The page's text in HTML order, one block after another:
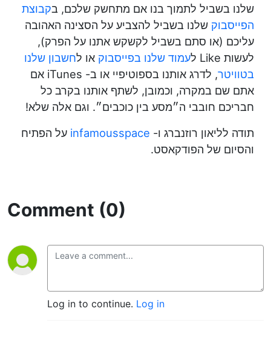
שלנו בשביל לתמוך בנו אם מתחשק שלכם, בקבוצת
הפייסבוק שלנו בשביל להצביע על הסצינה האהובה
עליכם (או סתם בשביל לקשקש אתנו על הפרק),
לעשות Like ל
עמוד שלנו בפייסבוק או לחשבון שלנו
בטוויטר
, לדרג אותנו בספוטיפיי או ב- iTunes אם
אתם שם במקרה, וכמובן, לשתף אותנו בקרב כל
חבריכם חובבי ה״מסע בין כוכבים״. וגם אלה שלא!
תודה לליאון רוזנברג ו- infamousspace על הפתיח
והסיום של הפודקאסט.
Comment (0)
Log in to continue. Log in